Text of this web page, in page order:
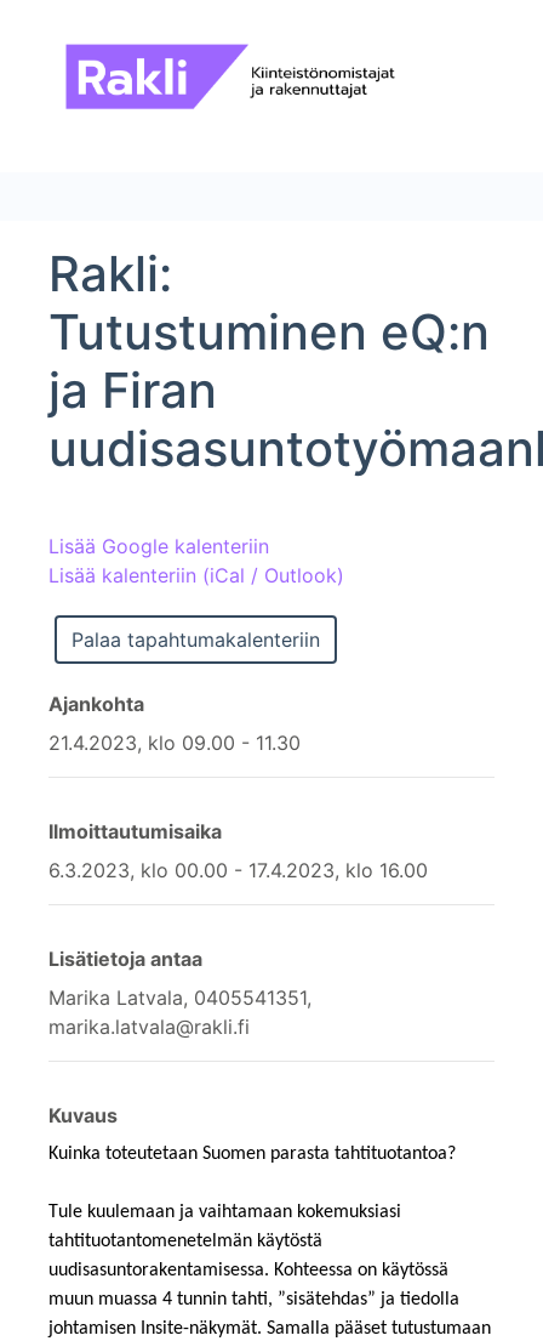
Rakli:
Tutustuminen eQ:n
ja Firan
Lisää Google kalenteriin
Lisää kalenteriin (iCal / Outlook)
Ajankohta
21.4.2023, klo 09.00 - 11.30
Ilmoittautumisaika
6.3.2023, klo 00.00 - 17.4.2023, klo 16.00
Lisätietoja antaa
Marika Latvala, 0405541351,
marika.latvala@rakli.fi
Kuvaus
Kuinka toteutetaan Suomen parasta tahtituotantoa?
Tule kuulemaan ja vaihtamaan kokemuksiasi
tahtituotantomenetelmän käytöstä
uudisasuntorakentamisessa. Kohteessa on käytössä
muun muassa 4 tunnin tahti, ”sisätehdas” ja tiedolla
johtamisen Insite-näkymät. Samalla pääset tutustumaan